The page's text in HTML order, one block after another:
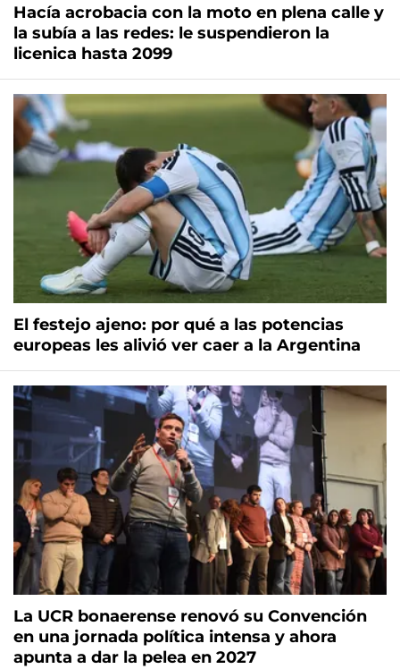
Hacía acrobacia con la moto en plena calle y
la subía a las redes: le suspendieron la
licenica hasta 2099
El festejo ajeno: por qué a las potencias
europeas les alivió ver caer a la Argentina
La UCR bonaerense renovó su Convención
en una jornada política intensa y ahora
apunta a dar la pelea en 2027